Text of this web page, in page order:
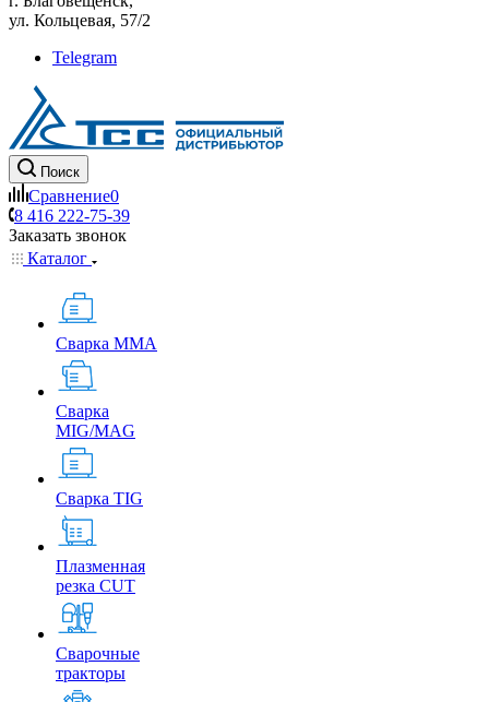
ул. Кольцевая, 57/2
Telegram
Поиск
Сравнение0
8 416 222-75-39
Заказать звонок
Каталог
Сварка MMA
Сварка
MIG/MAG
Сварка TIG
Плазменная
резка CUT
Сварочные
тракторы